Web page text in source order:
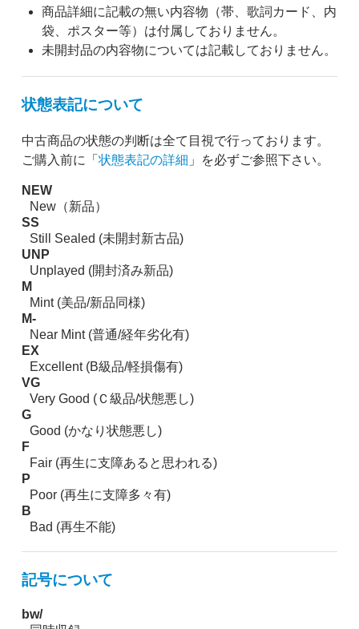
商品詳細に記載の無い内容物（帯、歌詞カード、内
袋、ポスター等）は付属しておりません。
未開封品の内容物については記載しておりません。
状態表記について
中古商品の状態の判断は全て目視で行っております。
ご購入前に「 状態表記の詳細 」を必ずご参照下さい。
NEW
New（新品）
SS
Still Sealed (未開封新古品)
UNP
Unplayed (開封済み新品)
M
Mint (美品/新品同様)
M-
Near Mint (普通/経年劣化有)
EX
Excellent (B級品/軽損傷有)
VG
Very Good (Ｃ級品/状態悪し)
G
Good (かなり状態悪し)
F
Fair (再生に支障あると思われる)
P
Poor (再生に支障多々有)
B
Bad (再生不能)
記号について
bw/